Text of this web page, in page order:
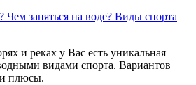
Чем заняться на воде? Виды спорта
и реках у Вас есть уникальная
видами спорта. Вариантов
плюсы.